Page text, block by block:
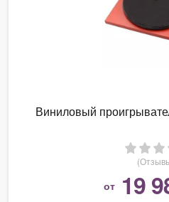
Виниловый
от 19